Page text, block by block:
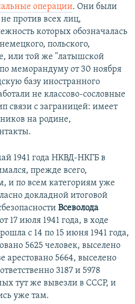
операции. Они были
против всех лиц,
которых обозначалась
польского,
или той же "латышской
меморандуму от 30 ноября
базу иностранного
не классово-сословные
связи с заграницей: имеет
на родине,
1941 года НКВД-НКГБ в
прежде всего,
и по всем категориям уже
докладной итоговой
Всеволода
17 июля 1941 года, в ходе
с 14 по 15 июня 1941 года,
5625 человек, выселено
арестовано 5664, выселено
3187 и 5978
тут же вывезли в СССР, и
уже там.